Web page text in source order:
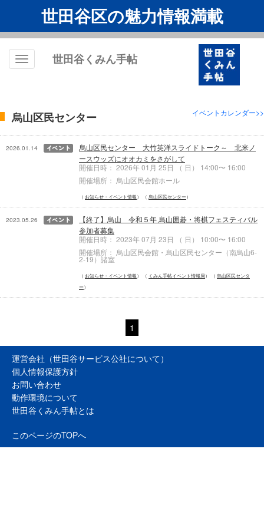
世田谷区の魅力情報満載
Toggle
世田谷くみん手帖
烏山区民センター イベントカレンダー>>
2026.01.14
烏山区民センター 大竹英洋スライドトーク～ 北米ノ
ースウッズにオオカミをさがして
開催日時： 2026年 01月 25日 （ 日） 14:00〜 16:00
開催場所： 烏山区民会館ホール
お知らせ・イベント情報 烏山区民センター
2023.05.26
【終了】烏山 令和５年 烏山囲碁・将棋フェスティバル
参加者募集
開催日時： 2023年 07月 23日 （ 日） 10:00〜 16:00
開催場所： 烏山区民会館・烏山区民センター（南烏山6-
2-19）諸室
お知らせ・イベント情報 くみん手帖イベント情報局
烏山区民センタ
ー
1
運営会社（世田谷サービス公社について）
個人情報保護方針
お問い合わせ
動作環境について
世田谷くみん手帖とは
このページのTOPへ